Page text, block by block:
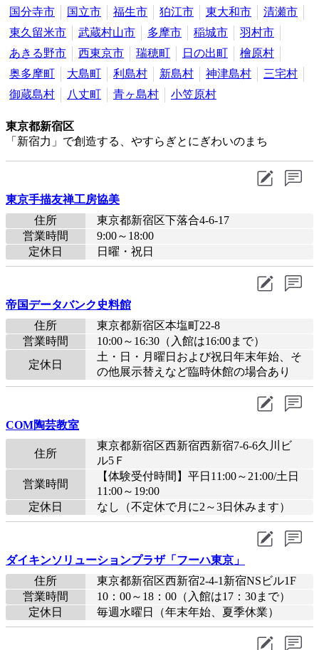
国分寺市
国立市 福生市 狛江市 東大和市
清瀬市
東久留米市
武蔵村山市 多摩市 稲城市
羽村市
あきる野市
西東京市 瑞穂町 日の出町
檜原村
奥多摩町
大島町 利島村 新島村 神津島村
三宅村
御蔵島村
八丈町 青ヶ島村 小笠原村
東京都新宿区
「新宿力」で創造する、やすらぎとにぎわいのまち
東京手描友禅工房協美
住所
東京都新宿区下落合4-6-17
営業時間
9:00～18:00
定休日
日曜・祝日
帝国データバンク史料館
住所
東京都新宿区本塩町22-8
営業時間
10:00～16:30（入館は16:00まで）
定休日
土・日・月曜日および祝日年末年始、そ
の他展示替えなど臨時休館の場合あり
COM陶芸教室
住所
東京都新宿区西新宿西新宿7-6-6久川ビ
ル5Ｆ
営業時間
【体験受付時間】平日11:00～21:00/土日
11:00～19:00
定休日
なし（不定休で月に2～3日休みます）
ダイキンソリューションプラザ「フーハ東京」
住所
東京都新宿区西新宿2-4-1新宿NSビル1F
営業時間
10：00～18：00（入館は17：30まで）
定休日
毎週水曜日（年末年始、夏季休業）